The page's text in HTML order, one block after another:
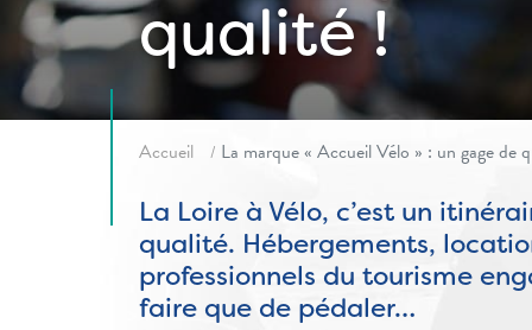
qualité !
Accueil La marque « Accueil Vélo » : un gage de
La Loire à Vélo, c’est un
qualité. Hébergements,
professionnels du tourisme
faire que de pédaler…